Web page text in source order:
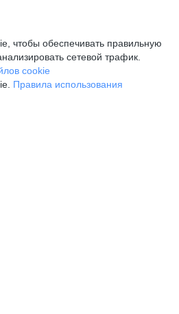
чтобы обеспечивать правильную
сетевой трафик.
cookie
Правила использования